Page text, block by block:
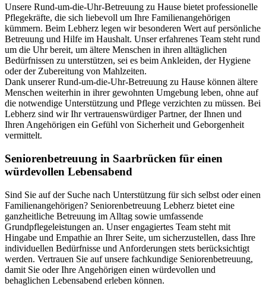
Unsere Rund-um-die-Uhr-Betreuung zu Hause bietet professionelle
Pflegekräfte, die sich liebevoll um Ihre Familienangehörigen
kümmern. Beim Lebherz legen wir besonderen Wert auf persönliche
Betreuung und Hilfe im Haushalt. Unser erfahrenes Team steht rund
um die Uhr bereit, um ältere Menschen in ihren alltäglichen
Bedürfnissen zu unterstützen, sei es beim Ankleiden, der Hygiene
oder der Zubereitung von Mahlzeiten.
Dank unserer Rund-um-die-Uhr-Betreuung zu Hause können ältere
Menschen weiterhin in ihrer gewohnten Umgebung leben, ohne auf
die notwendige Unterstützung und Pflege verzichten zu müssen. Bei
Lebherz sind wir Ihr vertrauenswürdiger Partner, der Ihnen und
Ihren Angehörigen ein Gefühl von Sicherheit und Geborgenheit
vermittelt.
Senioren­betreuung in Saarbrücken für einen
würdevollen Lebensabend
Sind Sie auf der Suche nach Unterstützung für sich selbst oder einen
Familienangehörigen? Seniorenbetreuung Lebherz bietet eine
ganzheitliche Betreuung im Alltag sowie umfassende
Grundpflegeleistungen an. Unser engagiertes Team steht mit
Hingabe und Empathie an Ihrer Seite, um sicherzustellen, dass Ihre
individuellen Bedürfnisse und Anforderungen stets berücksichtigt
werden. Vertrauen Sie auf unsere fachkundige Seniorenbetreuung,
damit Sie oder Ihre Angehörigen einen würdevollen und
behaglichen Lebensabend erleben können.